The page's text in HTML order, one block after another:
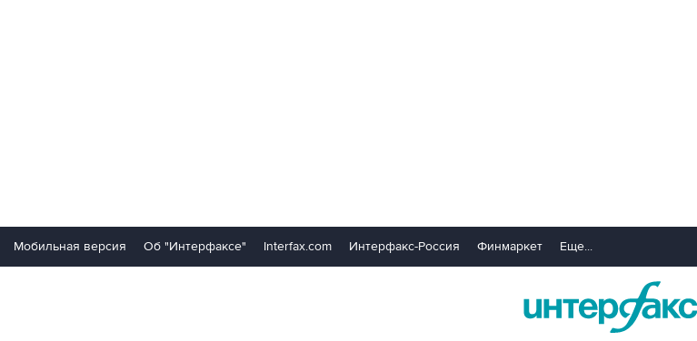
Мобильная версия Об "Интерфаксе" Interfax.com Интерфакс-Россия Финмаркет Еще...